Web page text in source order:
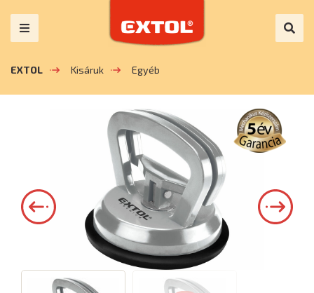
EXTOL Kisáruk Egyéb